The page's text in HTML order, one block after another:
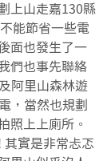
上山走嘉130縣
能節省一些電
面也發生了一
們也事先聯絡
阿里山森林遊
，當然也規劃
照上上廁所。
其實是非常忐忑